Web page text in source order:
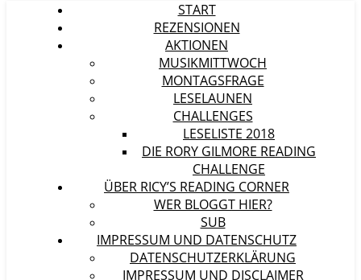
START
REZENSIONEN
AKTIONEN
MUSIKMITTWOCH
MONTAGSFRAGE
LESELAUNEN
CHALLENGES
LESELISTE 2018
DIE RORY GILMORE READING
CHALLENGE
ÜBER RICY’S READING CORNER
WER BLOGGT HIER?
SUB
IMPRESSUM UND DATENSCHUTZ
DATENSCHUTZERKLÄRUNG
IMPRESSUM UND DISCLAIMER